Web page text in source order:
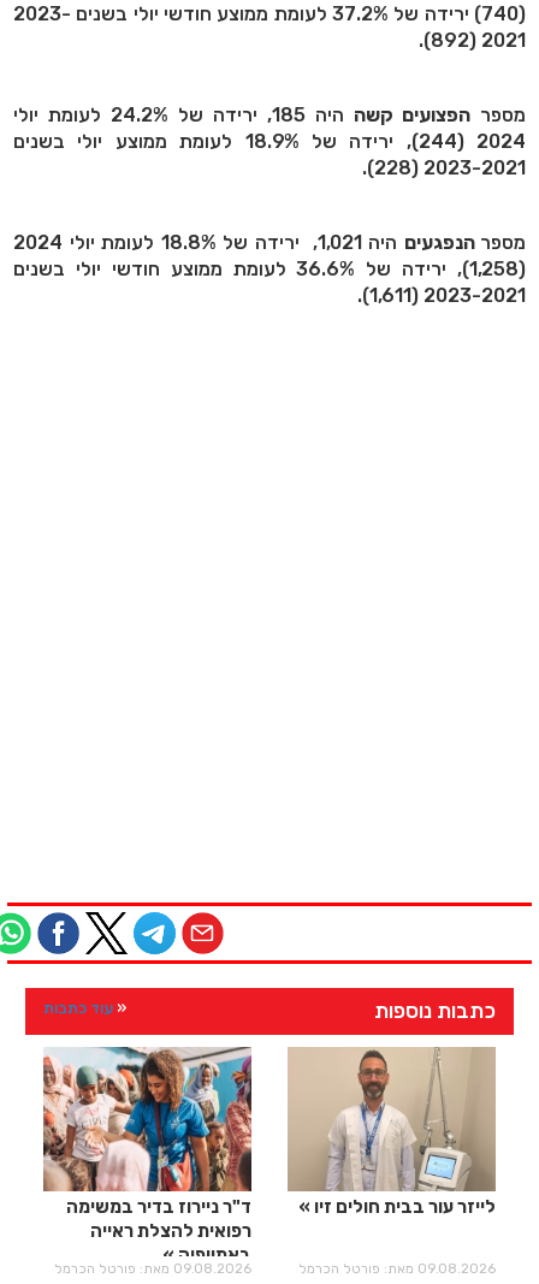
(740) ירידה של 37.2% לעומת ממוצע חודשי יולי בשנים 2023-
2021 (892).
מספר הפצועים קשה
היה 185, ירידה של 24.2% לעומת יולי
2024 (244), ירידה של 18.9% לעומת ממוצע יולי בשנים
2023-2021 (228).
מספרהנפגעים
היה 1,021, ירידה של 18.8% לעומת יולי 2024
(1,258), ירידה של 36.6% לעומת ממוצע חודשי יולי בשנים
2023-2021 (1,611).
כתבות נוספות עוד כתבות
לייזר עור בבית חולים זיו
09.08.2026 מאת: פורטל הכרמל
ד"ר ניירוז בדיר במשימה
רפואית להצלת ראייה
באתיופיה
09.08.2026 מאת: פורטל הכרמל